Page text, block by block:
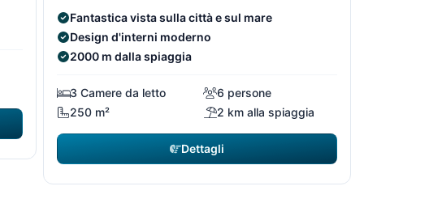
Fantastica vista sulla città e sul mare
Design d'interni moderno
2000 m dalla spiaggia
3 Camere da letto
6 persone
250 m²
2 km alla spiaggia
Dettagli